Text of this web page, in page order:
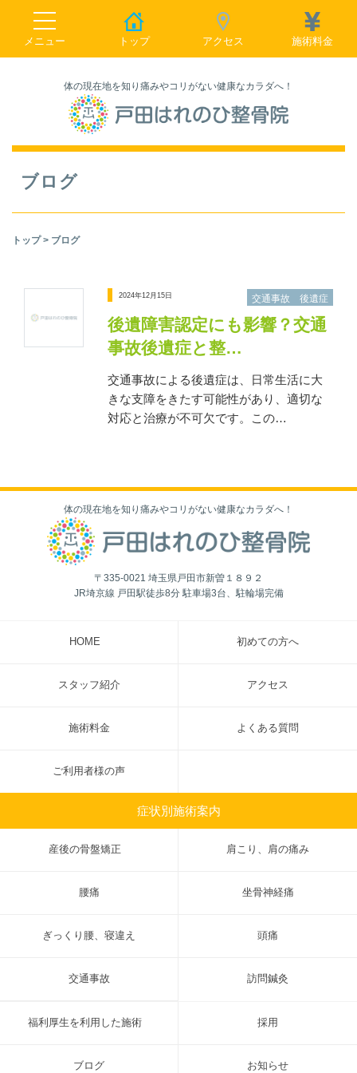
toggle navigation
メニュー トップ アクセス 施術料金
体の現在地を知り痛みやコリがない健康なカラダへ！
ブログ
トップ> ブログ
2024年12月15日 交通事故 後遺症
後遺障害認定にも影響？交通
事故後遺症と整…
交通事故による後遺症は、日常生活に大
きな支障をきたす可能性があり、適切な
対応と治療が不可欠です。この…
体の現在地を知り痛みやコリがない健康なカラダへ！
〒335-0021 埼玉県戸田市新曽１８９２
JR埼京線 戸田駅徒歩8分 駐車場3台、駐輪場完備
HOME 初めての方へ
スタッフ紹介 アクセス
施術料金 よくある質問
ご利用者様の声
症状別施術案内
産後の骨盤矯正 肩こり、肩の痛み
腰痛 坐骨神経痛
ぎっくり腰、寝違え 頭痛
交通事故 訪問鍼灸
福利厚生を利用した施術 採用
ブログ お知らせ